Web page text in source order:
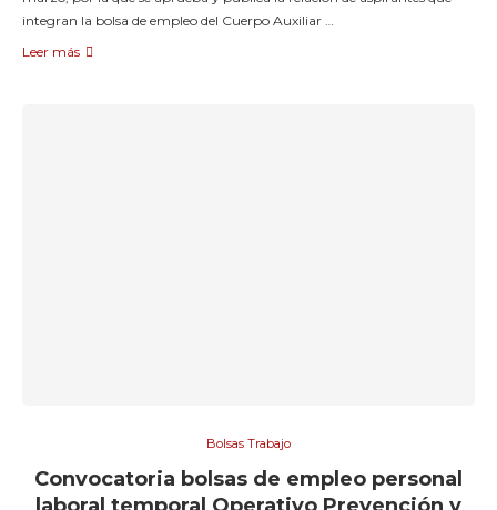
integran la bolsa de empleo del Cuerpo Auxiliar …
Leer más
Bolsas Trabajo
Convocatoria bolsas de empleo personal